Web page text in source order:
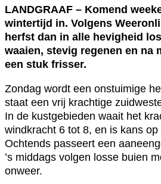
LANDGRAAF – Komend
wintertijd in. Volgens
herfst dan in alle hevigheid
waaien, stevig regenen en na
een stuk frisser.
Zondag wordt een onstuimige
staat een vrij krachtige
In de kustgebieden waait het
windkracht 6 tot 8, en is kans op
Ochtends passeert een
’s middags volgen losse buien
onweer.